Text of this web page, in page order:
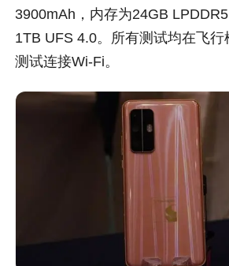
3900mAh，内存为24GB
1TB UFS 4.0。所有测试均在飞
测试连接Wi-Fi。